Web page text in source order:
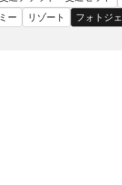
ー リゾート フォトジ